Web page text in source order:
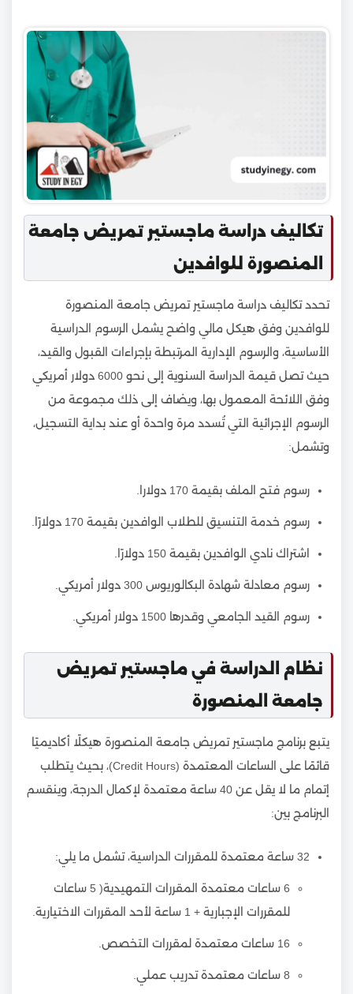
تكاليف دراسة ماجستير تمريض جامعة
المنصورة للوافدين
تحدد تكاليف دراسة ماجستير تمريض جامعة المنصورة
للوافدين وفق هيكل مالي واضح يشمل الرسوم الدراسية
الأساسية، والرسوم الإدارية المرتبطة بإجراءات القبول والقيد،
حيث تصل قيمة الدراسة السنوية إلى نحو 6000 دولار أمريكي
وفق اللائحة المعمول بها، ويضاف إلى ذلك مجموعة من
الرسوم الإجرائية التي تُسدد مرة واحدة أو عند بداية التسجيل،
وتشمل:
رسوم فتح الملف بقيمة 170 دولارا.
رسوم خدمة التنسيق للطلاب الوافدين بقيمة 170 دولارًا.
اشتراك نادي الوافدين بقيمة 150 دولارًا.
رسوم معادلة شهادة البكالوريوس 300 دولار أمريكي.
رسوم القيد الجامعي وقدرها 1500 دولار أمريكي.
نظام الدراسة في ماجستير تمريض
جامعة المنصورة
يتبع برنامج ماجستير تمريض جامعة المنصورة هيكلًا أكاديميًا
قائمًا على الساعات المعتمدة (Credit Hours)، بحيث يتطلب
إتمام ما لا يقل عن 40 ساعة معتمدة لإكمال الدرجة، وينقسم
البرنامج بين:
32 ساعة معتمدة للمقررات الدراسية، تشمل ما يلي:
6 ساعات معتمدة المقررات التمهيدية( 5 ساعات
للمقررات الإجبارية + 1 ساعة لأحد المقررات الاختيارية.
16 ساعات معتمدة لمقررات التخصص.
8 ساعات معتمدة تدريب عملي.